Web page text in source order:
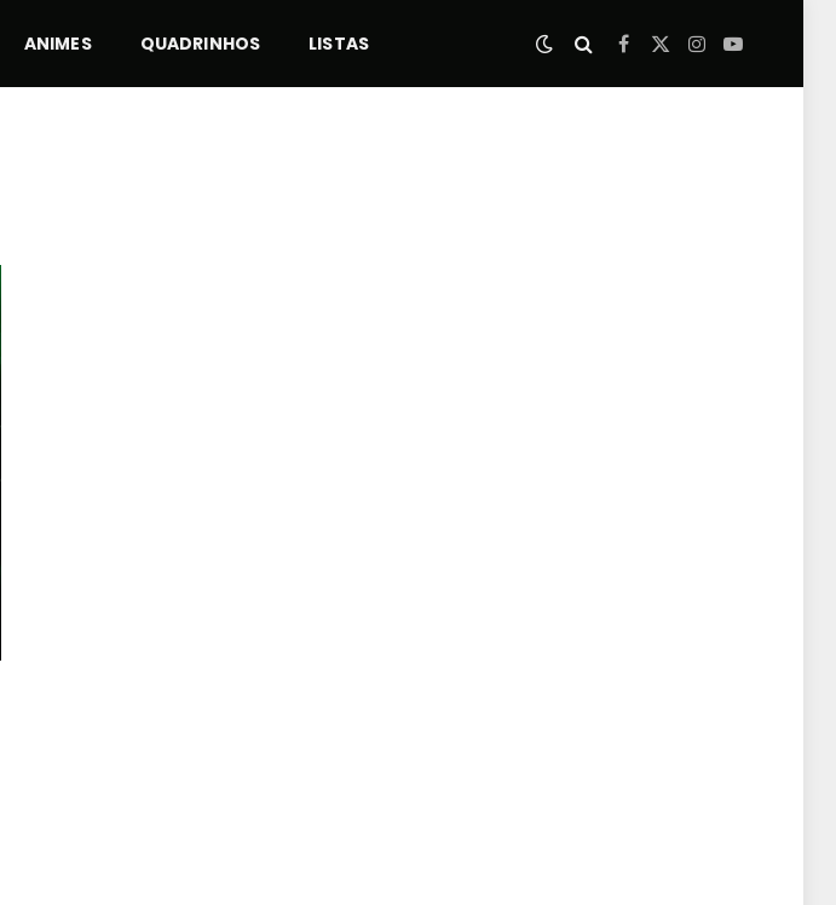
ANIMES QUADRINHOS LISTAS Facebook
X
Instagram
YouTube